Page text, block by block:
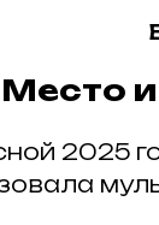
Место
2025